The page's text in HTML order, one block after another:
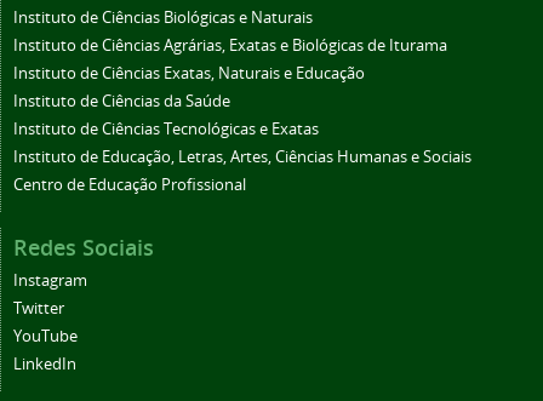
Instituto de Ciências Biológicas e Naturais
Instituto de Ciências Agrárias, Exatas e Biológicas de Iturama
Instituto de Ciências Exatas, Naturais e Educação
Instituto de Ciências da Saúde
Instituto de Ciências Tecnológicas e Exatas
Instituto de Educação, Letras, Artes, Ciências Humanas e Sociais
Centro de Educação Profissional
Redes Sociais
Instagram
Twitter
YouTube
LinkedIn